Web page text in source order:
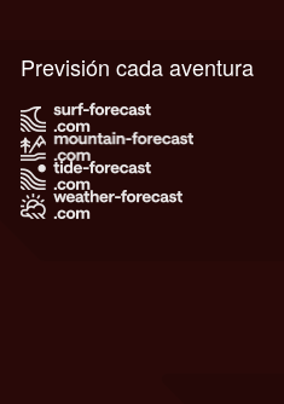
Previsión cada aventura